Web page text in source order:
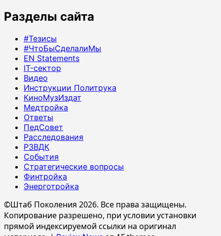
Разделы сайта
#Тезисы
#ЧтоБыСделалиМы
EN Statements
IT-сектор
Видео
Инструкции Политрука
КиноМузИздат
Медтройка
Ответы
ПедСовет
Расследования
РЗВДК
События
Стратегические вопросы
Финтройка
Энерготройка
©Штаб Поколения 2026. Все права защищены.
Копирование разрешено, при условии установки
прямой индексируемой ссылки на оригинал